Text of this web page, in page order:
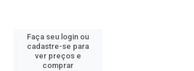
Faça seu login ou
cadastre-se para
ver preços e
comprar